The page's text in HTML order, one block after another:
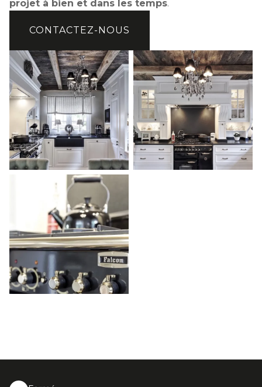
projet à bien et dans les temps.
CONTACTEZ-NOUS